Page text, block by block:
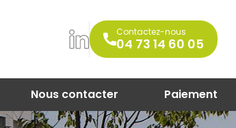
Contactez-nous
04 73 14 60 05
Nous contacter Paiement